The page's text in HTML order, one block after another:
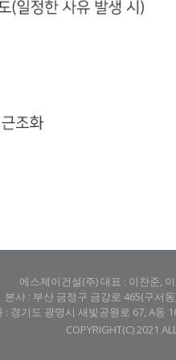
에스제이건설(주) 대표 : 이찬준,
본사 : 부산 금정구 금강로 465(구서
: 경기도 광명시 새빛공원로 67, A동
COPYRIGHT(C) 2021